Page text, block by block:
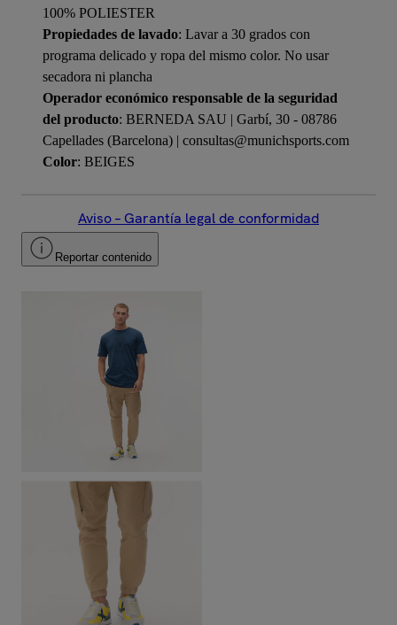
100% POLIESTER
Propiedades de lavado: Lavar a 30 grados con
programa delicado y ropa del mismo color. No usar
secadora ni plancha
Operador económico responsable de la seguridad
del producto: BERNEDA SAU | Garbí, 30 - 08786
Capellades (Barcelona) | consultas@munichsports.com
Color: BEIGES
Aviso – Garantía legal de conformidad
Reportar contenido